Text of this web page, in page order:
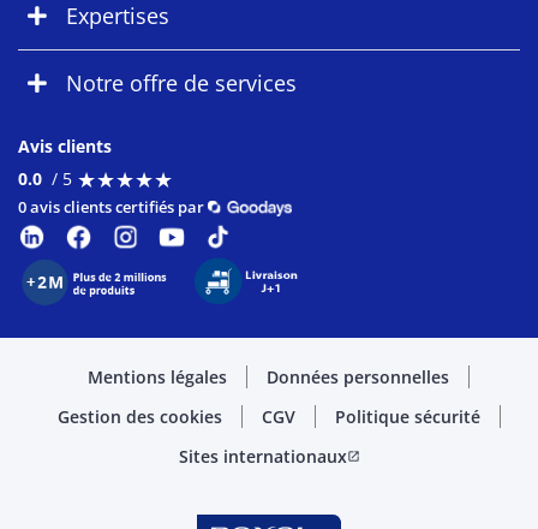
Expertises
Notre offre de services
Avis clients
0.0 / 5 ★★★★★
★★★★★
0 avis clients certifiés par
Mentions légales
Données personnelles
Gestion des cookies
CGV
Politique sécurité
Sites internationauxopen_in_new